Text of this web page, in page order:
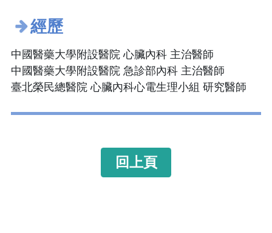
經歷
中國醫藥大學附設醫院 心臟內科 主治醫師
中國醫藥大學附設醫院 急診部內科 主治醫師
臺北榮民總醫院 心臟內科心電生理小組 研究醫師
回上頁